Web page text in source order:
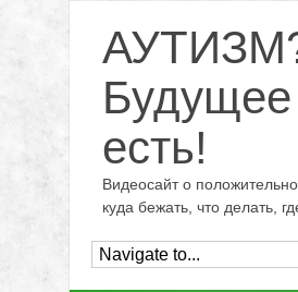
Будущее
есть!
Видеосайт о
куда бежать, что делать,